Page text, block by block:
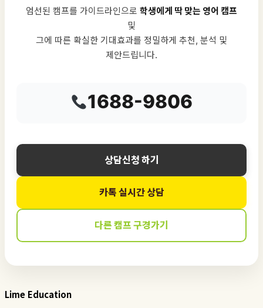
엄선된 캠프를 가이드라인으로 학생에게 딱 맞는 영어 캠프
및
그에 따른 확실한 기대효과를 정밀하게 추천, 분석 및
제안드립니다.
1688-9806
상담신청 하기
카톡 실시간 상담
다른 캠프 구경가기
Lime Education